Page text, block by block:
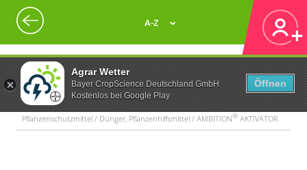
Agrar Wetter
Bayer CropScience Deutschland GmbH
Kostenlos bei Google Play
Öffnen
A-Z
Pflanzenschutzmittel / Dünger, Pflanzenhilfsmittel / AMBITION® AKTIVATOR